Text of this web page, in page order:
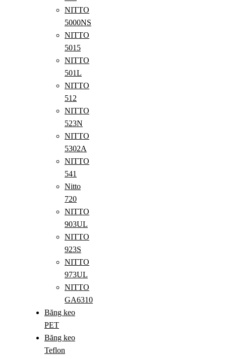
NITTO
5000NS
NITTO
5015
NITTO
501L
NITTO
512
NITTO
523N
NITTO
5302A
NITTO
541
Nitto
720
NITTO
903UL
NITTO
923S
NITTO
973UL
NITTO
GA6310
Băng keo
PET
Băng keo
Teflon